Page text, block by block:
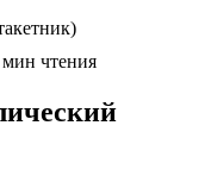
мин чтения